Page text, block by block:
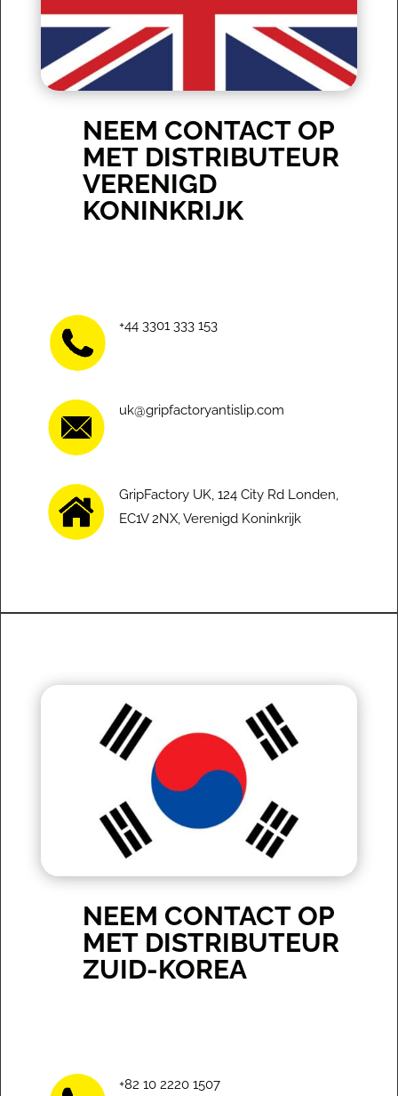
NEEM CONTACT OP
MET DISTRIBUTEUR
VERENIGD
KONINKRIJK
+44 3301 333 153
uk@gripfactoryantislip.com
GripFactory UK, 124 City Rd Londen,
EC1V 2NX, Verenigd Koninkrijk
NEEM CONTACT OP
MET DISTRIBUTEUR
ZUID-KOREA
+82 10 2220 1507